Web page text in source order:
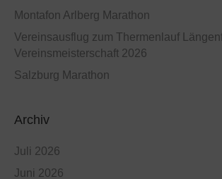
Montafon Arlberg Marathon
Vereinsausflug zum Thermenlauf
Vereinsmeisterschaft 2026
Salzburg Marathon
Archiv
Juli 2026
Juni 2026